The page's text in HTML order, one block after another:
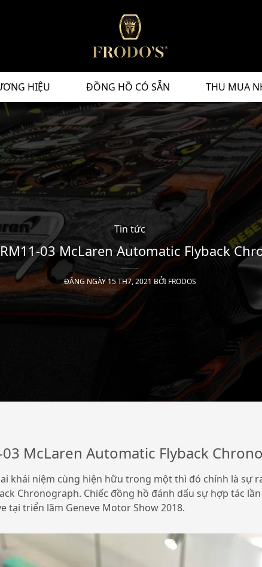
HIỆU ĐỒNG HỒ CÓ SẴN THU MUA
Tin tức
03 McLaren Automatic Flyback
ĐĂNG NGÀY 15 TH7, 2021 BỞI FRODOS
McLaren Automatic Flyback
khái niệm cùng hiện hữu trong một thì đó chính là sự
Chronograph. Chiếc đồng hồ đánh dấu sự hợp tác
tại triển lãm Geneve Motor Show 2018.